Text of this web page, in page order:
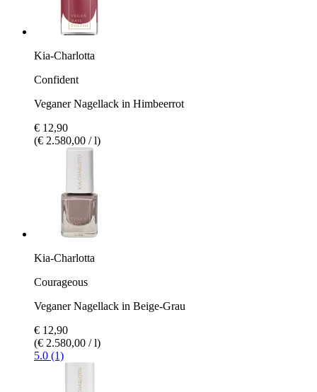
Kia-Charlotta
Confident
Veganer Nagellack in Himbeerrot
€ 12,90
(€ 2.580,00 / l)
Kia-Charlotta
Courageous
Veganer Nagellack in Beige-Grau
€ 12,90
(€ 2.580,00 / l)
5.0 (1)